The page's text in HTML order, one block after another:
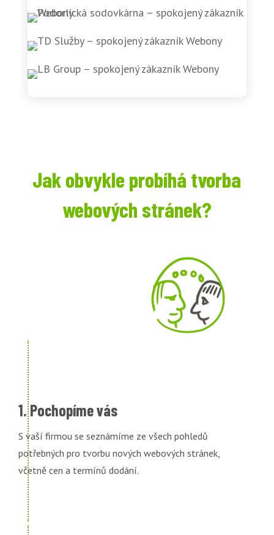
Jak obvykle probíhá tvorba
webových stránek?
1. Pochopíme vás
S vaší firmou se seznámíme ze všech pohledů
potřebných pro tvorbu nových webových stránek,
včetně cen a termínů dodání.